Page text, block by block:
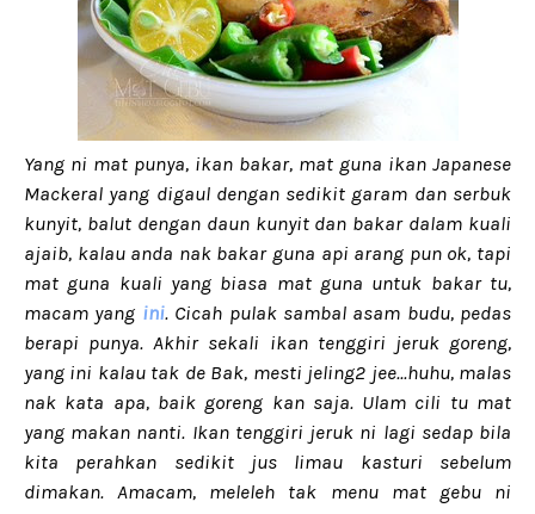
Yang ni mat punya, ikan bakar, mat guna ikan Japanese
Mackeral yang digaul dengan sedikit garam dan serbuk
kunyit, balut dengan daun kunyit dan bakar dalam kuali
ajaib, kalau anda nak bakar guna api arang pun ok, tapi
mat guna kuali yang biasa mat guna untuk bakar tu,
macam yang ini. Cicah pulak sambal asam budu, pedas
berapi punya. Akhir sekali ikan tenggiri jeruk goreng,
yang ini kalau tak de Bak, mesti jeling2 jee...huhu, malas
nak kata apa, baik goreng kan saja. Ulam cili tu mat
yang makan nanti. Ikan tenggiri jeruk ni lagi sedap bila
kita perahkan sedikit jus limau kasturi sebelum
dimakan. Amacam, meleleh tak menu mat gebu ni